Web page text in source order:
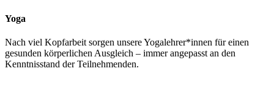
Yoga
Nach viel Kopfarbeit sorgen unsere Yogalehrer*innen für einen
gesunden körperlichen Ausgleich – immer angepasst an den
Kenntnisstand der Teilnehmenden.